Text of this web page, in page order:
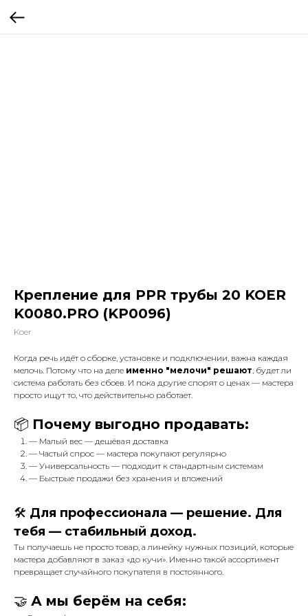
Крепление для PPR трубы 20 KOER
K0080.PRO (KP0096)
Koer
Когда речь идёт о сборке, установке и подключении, важна каждая
мелочь. Потому что на деле именно "мелочи" решают, будет ли
система работать без сбоев. И пока другие спорят о ценах — мастера
просто ищут то, что действительно работает.
📦 Почему выгодно продавать:
— Малый вес — дешёвая доставка
— Частый спрос — мастера покупают регулярно
— Универсальность — подходит к стандартным системам
— Быстрые продажи без хранения и вложений
🛠️ Для профессионала — решение. Для
тебя — стабильный доход.
Ты получаешь не просто товар, а линейку нужных позиций, которые
мастера добавляют в заказ «до кучи». Именно такой ассортимент
превращает случайного покупателя в постоянного.
🤝 А мы берём на себя: